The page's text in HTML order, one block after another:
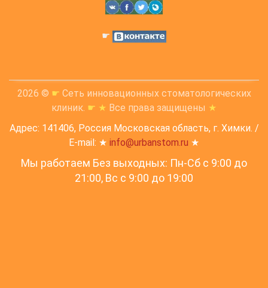
☛
2026 © ☛ Сеть инновационных стоматологических
клиник. ☛ ★ Все права защищены ★
Адрес: 141406, Россия Московская область, г. Химки. /
E-mail: ★ info@urbanstom.ru ★
Мы работаем Без выходных: Пн-Сб с 9:00 до
21:00, Вс c 9:00 до 19:00